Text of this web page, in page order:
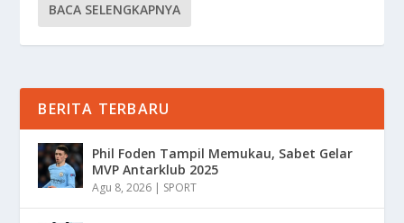
BACA SELENGKAPNYA
BERITA TERBARU
Phil Foden Tampil Memukau, Sabet Gelar
MVP Antarklub 2025
Agu 8, 2026 | SPORT